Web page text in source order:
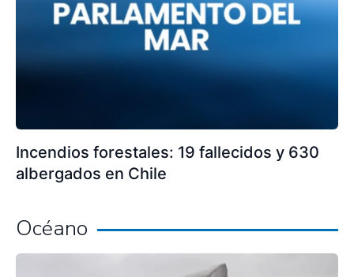
Incendios forestales: 19 fallecidos y 630
albergados en Chile
Océano